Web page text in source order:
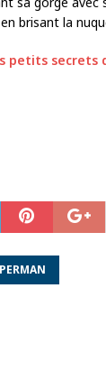
en brisant la
petits secrets